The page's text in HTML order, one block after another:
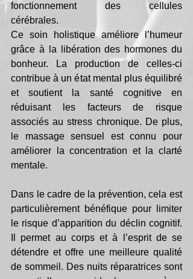
fonctionnement des cellules
cérébrales.
Ce soin holistique améliore l’humeur
grâce à la libération des hormones du
bonheur. La production de celles-ci
contribue à un état mental plus équilibré
et soutient la santé cognitive en
réduisant les facteurs de risque
associés au stress chronique. De plus,
le massage sensuel est connu pour
améliorer la concentration et la clarté
mentale.
Dans le cadre de la prévention, cela est
particulièrement bénéfique pour limiter
le risque d’apparition du déclin cognitif.
Il permet au corps et à l’esprit de se
détendre et offre une meilleure qualité
de sommeil. Des nuits réparatrices sont